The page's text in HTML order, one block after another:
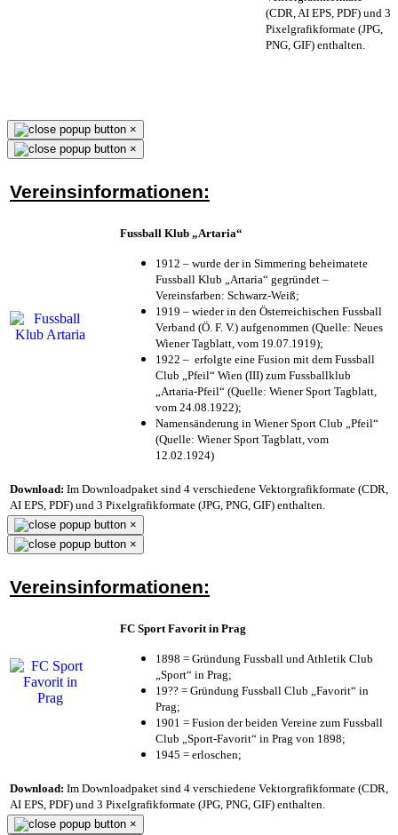
(CDR, AI EPS, PDF) und 3
Pixelgrafikformate (JPG,
PNG, GIF) enthalten.
×
×
Vereinsinformationen:
Fussball Klub „Artaria“
1912 – wurde der in Simmering beheimatete
Fussball Klub „Artaria“ gegründet –
Vereinsfarben: Schwarz-Weiß;
1919 – wieder in den Österreichischen Fussball
Verband (Ö. F. V.) aufgenommen (Quelle: Neues
Wiener Tagblatt, vom 19.07.1919);
1922 – erfolgte eine Fusion mit dem Fussball
Club „Pfeil“ Wien (III) zum Fussballklub
„Artaria-Pfeil“ (Quelle: Wiener Sport Tagblatt,
vom 24.08.1922);
Namensänderung in Wiener Sport Club „Pfeil“
(Quelle: Wiener Sport Tagblatt, vom
12.02.1924)
Download: Im Downloadpaket sind 4 verschiedene Vektorgrafikformate (CDR,
AI EPS, PDF) und 3 Pixelgrafikformate (JPG, PNG, GIF) enthalten.
×
×
Vereinsinformationen:
FC Sport Favorit in Prag
1898 = Gründung Fussball und Athletik Club
„Sport“ in Prag;
19?? = Gründung Fussball Club „Favorit“ in
Prag;
1901 = Fusion der beiden Vereine zum Fussball
Club „Sport-Favorit“ in Prag von 1898;
1945 = erloschen;
Download: Im Downloadpaket sind 4 verschiedene Vektorgrafikformate (CDR,
AI EPS, PDF) und 3 Pixelgrafikformate (JPG, PNG, GIF) enthalten.
×